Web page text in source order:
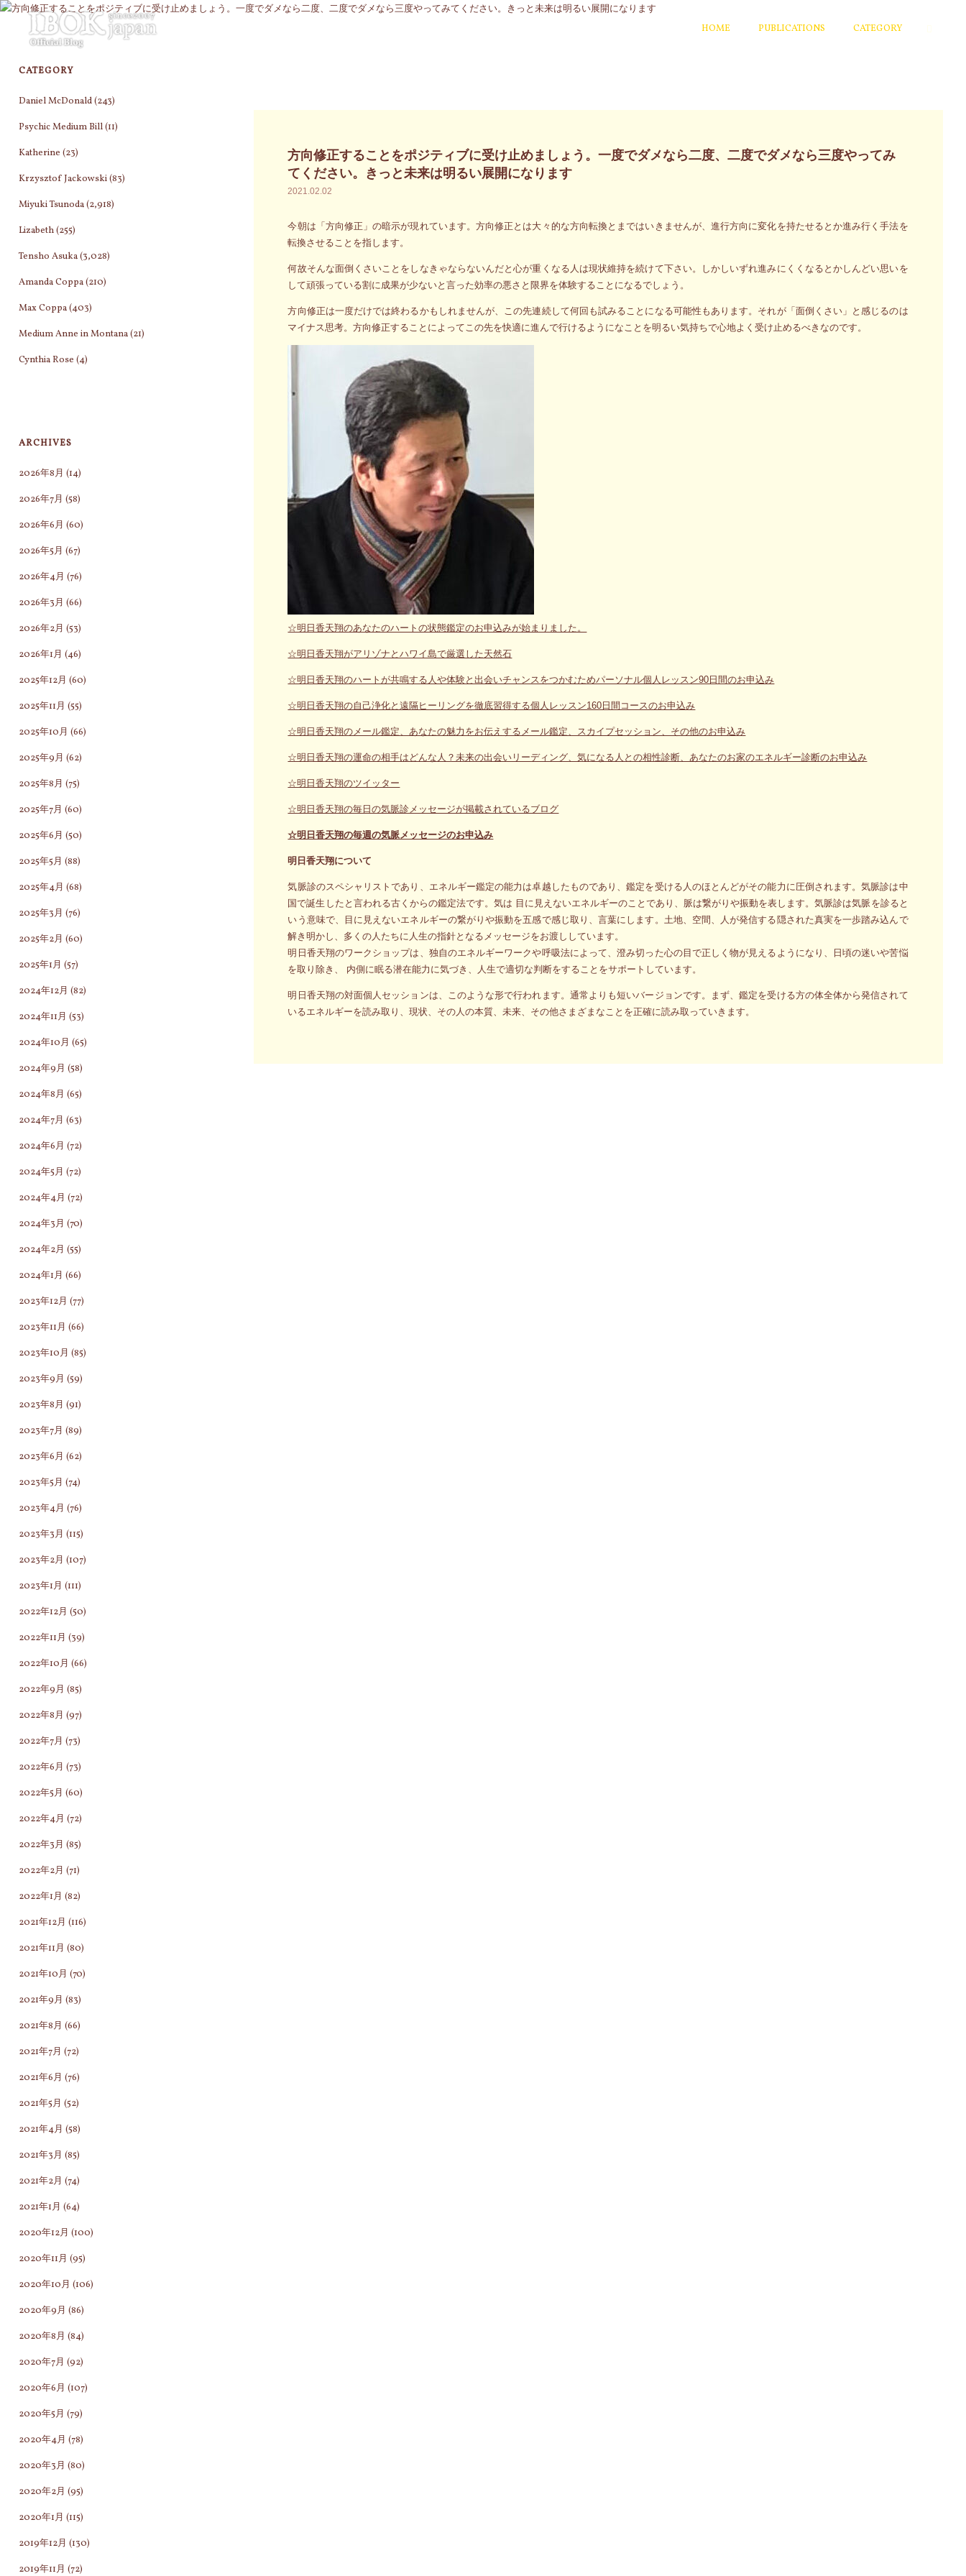
コ
HOME PUBLICATIONS CATEGORY
方向修正することをポジティブに受け止めましょう。一度でダメなら二度、二度でダメなら三度やってみ
てください。きっと未来は明るい展開になります
2021.02.02
今朝は「方向修正」の暗示が現れています。方向修正とは大々的な方向転換とまではいきませんが、進行方向に変化を持たせるとか進み行く手法を
転換させることを指します。
何故そんな面倒くさいことをしなきゃならないんだと心が重くなる人は現状維持を続けて下さい。しかしいずれ進みにくくなるとかしんどい思いを
して頑張っている割に成果が少ないと言った効率の悪さと限界を体験することになるでしょう。
方向修正は一度だけでは終わるかもしれませんが、この先連続して何回も試みることになる可能性もあります。それが「面倒くさい」と感じるのは
マイナス思考。方向修正することによってこの先を快適に進んで行けるようになことを明るい気持ちで心地よく受け止めるべきなのです。
☆明日香天翔のあなたのハートの状態鑑定のお申込みが始まりました。
☆明日香天翔がアリゾナとハワイ島で厳選した天然石
☆明日香天翔のハートが共鳴する人や体験と出会いチャンスをつかむためパーソナル個人レッスン90日間のお申込み
☆明日香天翔の自己浄化と遠隔ヒーリングを徹底習得する個人レッスン160日間コースのお申込み
☆明日香天翔のメール鑑定、あなたの魅力をお伝えするメール鑑定、スカイプセッション、その他のお申込み
☆明日香天翔の運命の相手はどんな人？未来の出会いリーディング、気になる人との相性診断、あなたのお家のエネルギー診断のお申込み
☆明日香天翔のツイッター
☆明日香天翔の毎日の気脈診メッセージが掲載されているブログ
☆明日香天翔の毎週の気脈メッセージのお申込み
明日香天翔について
気脈診のスペシャリストであり、エネルギー鑑定の能力は卓越したものであり、鑑定を受ける人のほとんどがその能力に圧倒されます。気脈診は中
国で誕生したと言われる古くからの鑑定法です。気は 目に見えないエネルギーのことであり、脈は繋がりや振動を表します。気脈診は気脈を診ると
いう意味で、目に見えないエネルギーの繋がりや振動を五感で感じ取り、言葉にします。土地、空間、人が発信する隠された真実を一歩踏み込んで
解き明かし、多くの人たちに人生の指針となるメッセージをお渡ししています。
明日香天翔のワークショップは、独自のエネルギーワークや呼吸法によって、澄み切った心の目で正しく物が見えるようになり、日頃の迷いや苦悩
を取り除き、 内側に眠る潜在能力に気づき、人生で適切な判断をすることをサポートしています。
明日香天翔の対面個人セッションは、このような形で行われます。通常よりも短いバージョンです。まず、鑑定を受ける方の体全体から発信されて
いるエネルギーを読み取り、現状、その人の本質、未来、その他さまざまなことを正確に読み取っていきます。
CATEGORY
Daniel McDonald(243)
Psychic Medium Bill(11)
Katherine (23)
Krzysztof Jackowski(83)
Miyuki Tsunoda(2,918)
Lizabeth(255)
Tensho Asuka(3,028)
Amanda Coppa(210)
Max Coppa(403)
Medium Anne in Montana(21)
Cynthia Rose (4)
ARCHIVES
2026年8月 (14)
2026年7月 (58)
2026年6月 (60)
2026年5月 (67)
2026年4月 (76)
2026年3月 (66)
2026年2月 (53)
2026年1月 (46)
2025年12月 (60)
2025年11月 (55)
2025年10月 (66)
2025年9月 (62)
2025年8月 (75)
2025年7月 (60)
2025年6月 (50)
2025年5月 (88)
2025年4月 (68)
2025年3月 (76)
2025年2月 (60)
2025年1月 (57)
2024年12月 (82)
2024年11月 (53)
2024年10月 (65)
2024年9月 (58)
2024年8月 (65)
2024年7月 (63)
2024年6月 (72)
2024年5月 (72)
2024年4月 (72)
2024年3月 (70)
2024年2月 (55)
2024年1月 (66)
2023年12月 (77)
2023年11月 (66)
2023年10月 (85)
2023年9月 (59)
2023年8月 (91)
2023年7月 (89)
2023年6月 (62)
2023年5月 (74)
2023年4月 (76)
2023年3月 (115)
2023年2月 (107)
2023年1月 (111)
2022年12月 (50)
2022年11月 (39)
2022年10月 (66)
2022年9月 (85)
2022年8月 (97)
2022年7月 (73)
2022年6月 (73)
2022年5月 (60)
2022年4月 (72)
2022年3月 (85)
2022年2月 (71)
2022年1月 (82)
2021年12月 (116)
2021年11月 (80)
2021年10月 (70)
2021年9月 (83)
2021年8月 (66)
2021年7月 (72)
2021年6月 (76)
2021年5月 (52)
2021年4月 (58)
2021年3月 (85)
2021年2月 (74)
2021年1月 (64)
2020年12月 (100)
2020年11月 (95)
2020年10月 (106)
2020年9月 (86)
2020年8月 (84)
2020年7月 (92)
2020年6月 (107)
2020年5月 (79)
2020年4月 (78)
2020年3月 (80)
2020年2月 (95)
2020年1月 (115)
2019年12月 (130)
2019年11月 (72)